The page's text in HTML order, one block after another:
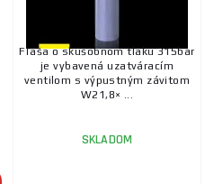
Fľaša o skúšobnom tlaku 315bar
je vybavená uzatváracím
ventilom s výpustným závitom
W21,8× ...
SKLADOM